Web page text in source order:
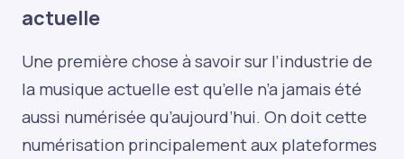
actuelle
Une première chose à savoir sur l’industrie de
la musique actuelle est qu’elle n’a jamais été
aussi numérisée qu’aujourd’hui. On doit cette
numérisation principalement aux plateformes